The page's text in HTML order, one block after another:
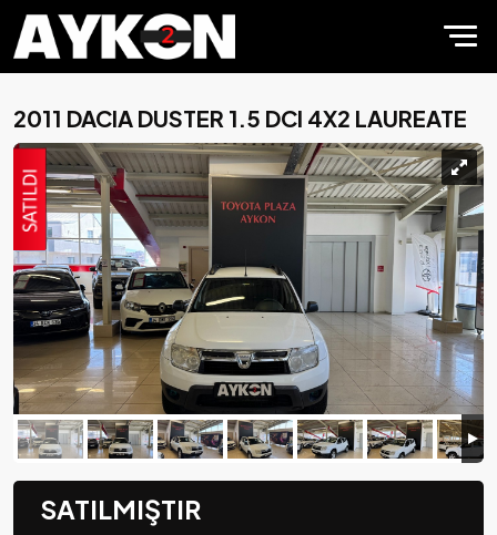
2011 DACIA DUSTER 1.5 DCI 4X2 LAUREATE
SATILMIŞTIR